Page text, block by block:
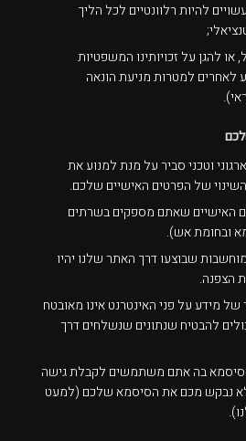
להיות רלוונטיים לכל הליך
להגן על זכויותינו המשפטיות
למטרות מניעת הונאה
וטכני סביר על מנת למנוע את
של הפרטים האישיים שלכם.
האישיים שאתם מספקים בשרתים
ובחומת אש).
שבוצעו דרך האתר שלנו יהיו
הצפנה.
מידע על פני האינטרנט אינו מאובטח
להבטיח שנתונים שנשלחים דרך
בה אתם משתמשים לקבלת גישה
לא נבקש מכם את הסיסמא שלכם (למעט